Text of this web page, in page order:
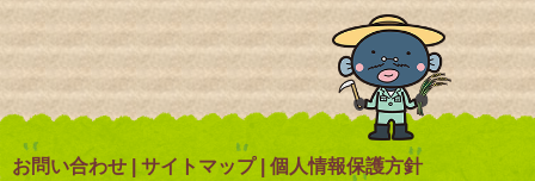
お問い合わせ サイトマップ| 個人情報保護方針